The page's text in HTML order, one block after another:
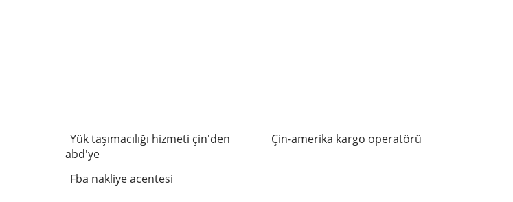
Yük taşımacılığı hizmeti çin'den
abd'ye
Çin-amerika kargo operatörü
Fba nakliye acentesi